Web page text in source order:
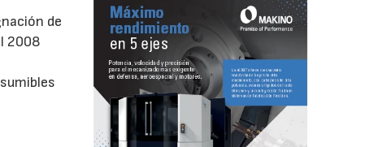
de
2008